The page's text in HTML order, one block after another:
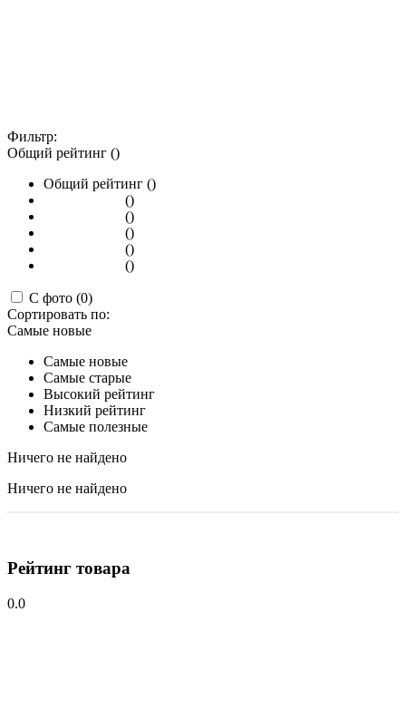
Фильтр:
Общий рейтинг ()
Общий рейтинг ()
()
()
()
()
()
С фото (0)
Сортировать по:
Самые новые
Самые новые
Самые старые
Высокий рейтинг
Низкий рейтинг
Самые полезные
Ничего не найдено
Ничего не найдено
Рейтинг товара
0.0